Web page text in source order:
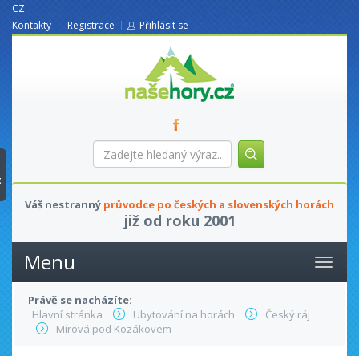
CZ
Kontakty
Registrace Přihlásit se
nasehory.cz
Zadejte
hledaný
Váš nestranný průvodce po českých a slovenských horách
již od roku 2001
Menu
Právě se nacházíte:
Hlavní stránka
Ubytování na horách
Český ráj
Mírová pod Kozákovem